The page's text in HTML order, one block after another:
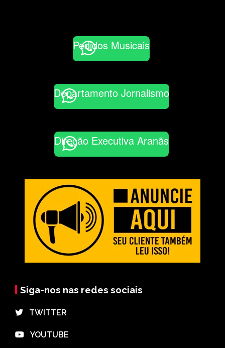
Pedidos Musicais
Departamento Jornalismo
Direção Executiva Aranãs
Siga-nos nas redes sociais
⠀TWITTER
⠀YOUTUBE